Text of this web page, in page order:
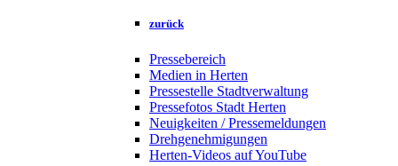
zurück
Pressebereich
Medien in Herten
Pressestelle Stadtverwaltung
Pressefotos Stadt Herten
Neuigkeiten / Pressemeldungen
Drehgenehmigungen
Herten-Videos auf YouTube